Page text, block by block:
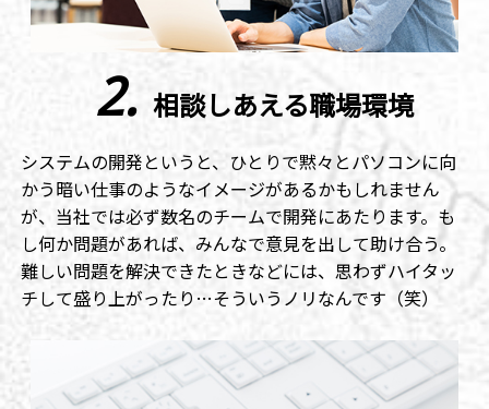
2. 相談しあえる職場環境
システムの開発というと、ひとりで黙々とパソコンに向
かう暗い仕事のようなイメージがあるかもしれません
が、当社では必ず数名のチームで開発にあたります。も
し何か問題があれば、みんなで意見を出して助け合う。
難しい問題を解決できたときなどには、思わずハイタッ
チして盛り上がったり…そういうノリなんです（笑）